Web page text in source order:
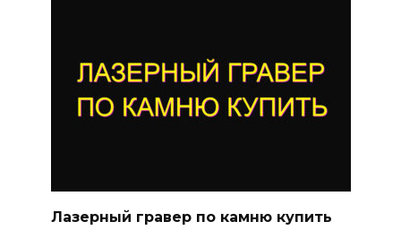
Лазерный гравер по камню купить